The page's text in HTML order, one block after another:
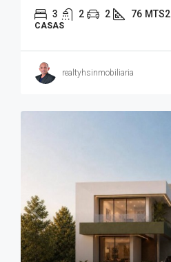
3 2 2 76 MTS2
CASAS
realtyhsinmobiliaria